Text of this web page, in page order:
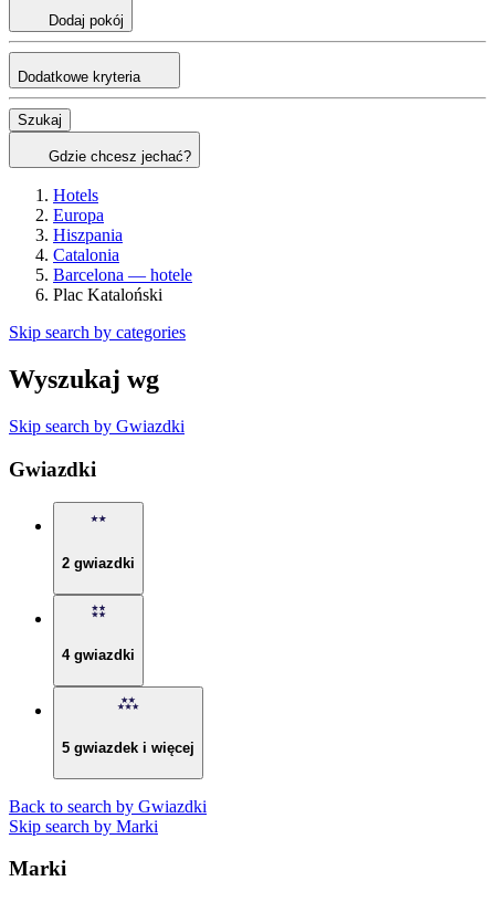
Dodaj pokój
Dodatkowe kryteria
Szukaj
Gdzie chcesz jechać?
Hotels
Europa
Hiszpania
Catalonia
Barcelona — hotele
Plac Kataloński
Skip search by categories
Wyszukaj wg
Skip search by Gwiazdki
Gwiazdki
2 gwiazdki
4 gwiazdki
5 gwiazdek i więcej
Back to search by Gwiazdki
Skip search by Marki
Marki